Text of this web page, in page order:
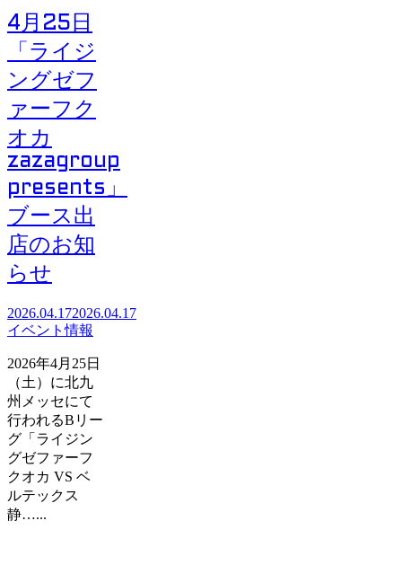
4月25日
「ライジ
ングゼフ
ァーフク
オカ
zazagroup
presents」
ブース出
店のお知
らせ
2026.04.172026.04.17
イベント情報
2026年4月25日
（土）に北九
州メッセにて
行われるBリー
グ「ライジン
グゼファーフ
クオカ VS ベ
ルテックス
静…...